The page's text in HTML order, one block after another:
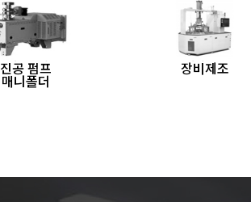
진공 펌프
매니폴더
장비제조